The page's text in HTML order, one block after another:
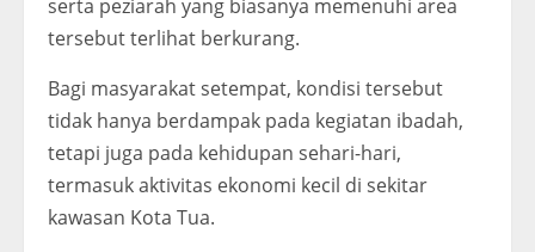
serta peziarah yang biasanya memenuhi area
tersebut terlihat berkurang.
Bagi masyarakat setempat, kondisi tersebut
tidak hanya berdampak pada kegiatan ibadah,
tetapi juga pada kehidupan sehari-hari,
termasuk aktivitas ekonomi kecil di sekitar
kawasan Kota Tua.